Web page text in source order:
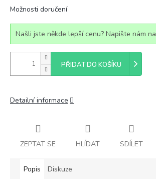
Možnosti doručení
Našli jste někde lepší cenu? Napište nám na
PŘIDAT DO KOŠÍKU
Detailní informace
ZEPTAT SE HLÍDAT SDÍLET
Popis Diskuze